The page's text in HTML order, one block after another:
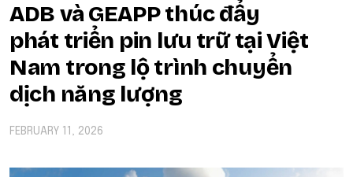
ADB và GEAPP thúc đẩy
phát triển pin lưu trữ tại Việt
Nam trong lộ trình chuyển
dịch năng lượng
FEBRUARY 11, 2026